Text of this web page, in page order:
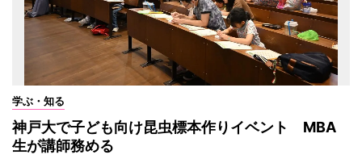
学ぶ・知る
神戸大で子ども向け昆虫標本作りイベント MBA
生が講師務める